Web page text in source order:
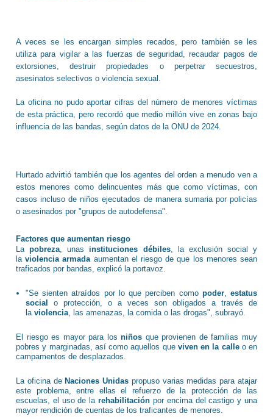
A veces se les encargan simples recados, pero también se les
utiliza para vigilar a las fuerzas de seguridad, recaudar pagos de
extorsiones, destruir propiedades o perpetrar secuestros,
asesinatos selectivos o violencia sexual.
La oficina no pudo aportar cifras del número de menores víctimas
de esta práctica, pero recordó que medio millón vive en zonas bajo
influencia de las bandas, según datos de la ONU de 2024.
Hurtado advirtió también que los agentes del orden a menudo ven a
estos menores como delincuentes más que como víctimas, con
casos incluso de niños ejecutados de manera sumaria por policías
o asesinados por "grupos de autodefensa".
Factores que aumentan riesgo
Lapobreza , unas instituciones débiles, la exclusión social y
laviolencia armada aumentan el riesgo de que los menores sean
traficados por bandas, explicó la portavoz.
"Se sienten atraídos por lo que perciben como poder,estatus
social
o protección, o a veces son obligados a través de
la violencia , las amenazas, la comida o las drogas", subrayó.
El riesgo es mayor para losniños que provienen de familias muy
pobres y marginadas, así como aquellos que viven en la calleo en
campamentos de desplazados.
La oficina de Naciones Unidas propuso varias medidas para atajar
este problema, entre ellas el refuerzo de la protección de las
escuelas, el uso de larehabilitación por encima del castigo y una
mayor rendición de cuentas de los traficantes de menores.